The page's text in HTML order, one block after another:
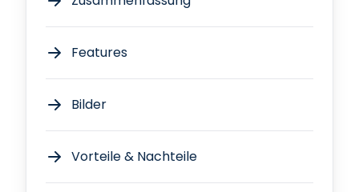
Features
Bilder
Vorteile & Nachteile